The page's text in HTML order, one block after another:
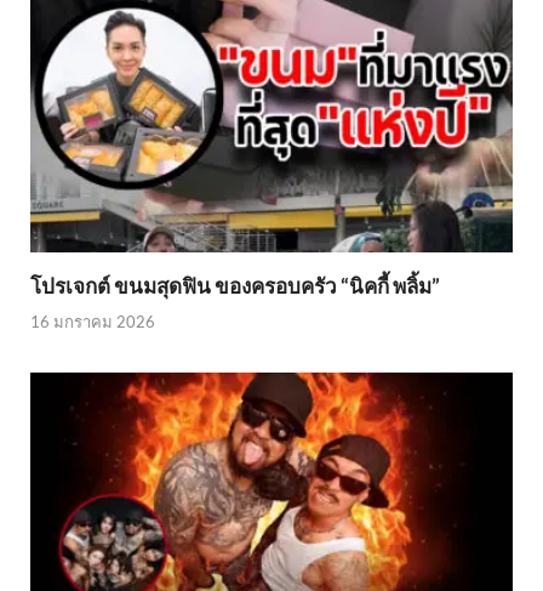
โปรเจกต์ ขนมสุดฟิน ของครอบครัว “นิคกี้ พลิ้ม”
16 มกราคม 2026